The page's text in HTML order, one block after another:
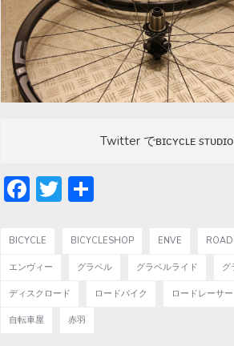
Twitter でʙɪᴄʏᴄʟᴇ sᴛᴜᴅɪᴏ
Facebook
Twitter
BICYCLE BICYCLESHOP ENVE
エンヴィー グラベル グラベルライド グ
ディスクロード ロードバイク ロードレーサー
自転車屋 赤羽